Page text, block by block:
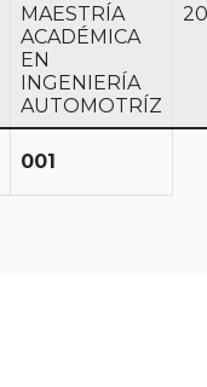
MAESTRÍA
ACADÉMICA
EN
INGENIERÍA
AUTOMOTRÍZ
001